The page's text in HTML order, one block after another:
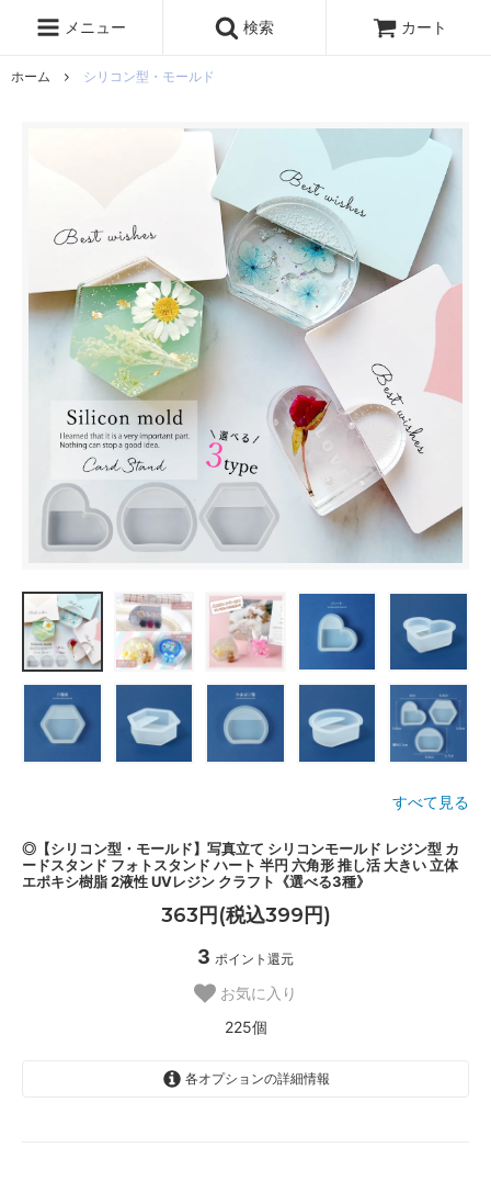
メニュー 検索 カート
ホーム シリコン型・モールド
すべて見る
◎【シリコン型・モールド】写真立て シリコンモールド レジン型 カ
ードスタンド フォトスタンド ハート 半円 六角形 推し活 大きい 立体
エポキシ樹脂 2液性 UVレジン クラフト《選べる3種》
363円(税込399円)
3 ポイント還元
お気に入り
225個
各オプションの詳細情報